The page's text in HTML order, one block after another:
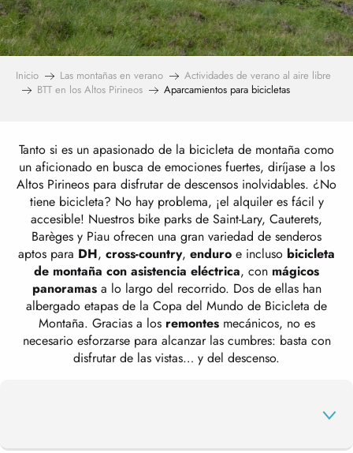
Inicio Las montañas en verano
Actividades de verano al aire libre
BTT en los Altos Pirineos
Aparcamientos para bicicletas
Tanto si es un apasionado de la bicicleta de montaña como
un aficionado en busca de emociones fuertes, diríjase a los
Altos Pirineos para disfrutar de descensos inolvidables. ¿No
tiene bicicleta? No hay problema, ¡el alquiler es fácil y
accesible! Nuestros bike parks de Saint-Lary, Cauterets,
Barèges y Piau ofrecen una gran variedad de senderos
aptos para DH, cross-country, enduro e incluso bicicleta
de montaña con asistencia eléctrica, con mágicos
panoramasa lo largo del recorrido. Dos de ellas han
albergado etapas de la Copa del Mundo de Bicicleta de
Montaña. Gracias a los remontesmecánicos, no es
necesario esforzarse para alcanzar las cumbres: basta con
disfrutar de las vistas… y del descenso.